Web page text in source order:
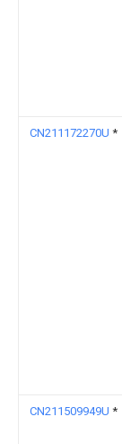
CN211172270U *
CN211509949U *